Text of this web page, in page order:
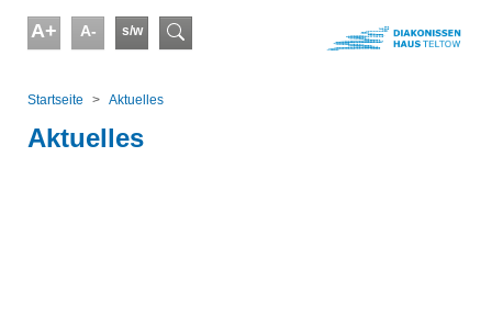
A+ A- s/w Suchformular
Startseite
Aktuelles
Aktuelles